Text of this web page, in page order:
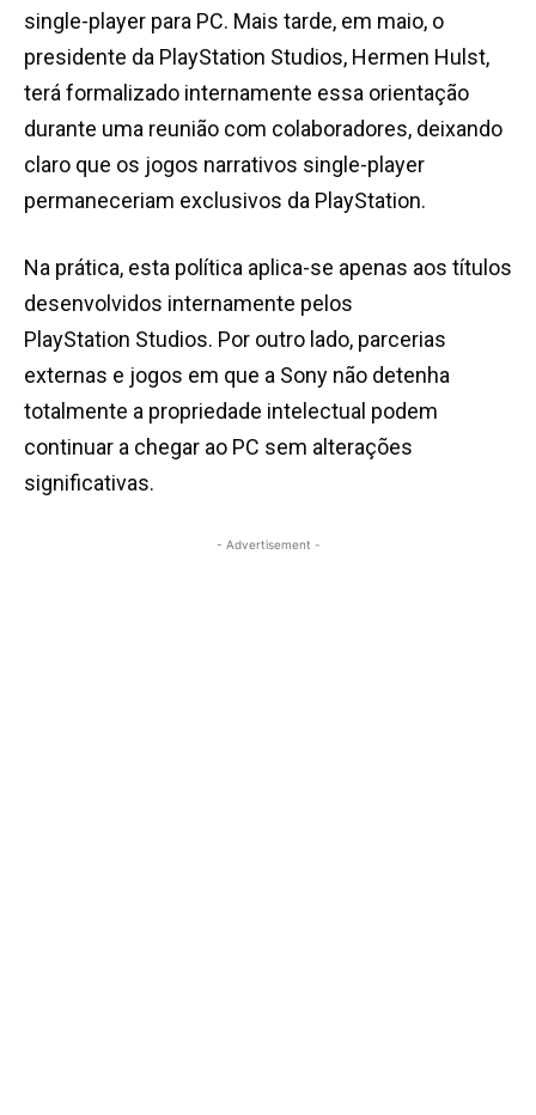
single-player para PC. Mais tarde, em maio, o
presidente da PlayStation Studios, Hermen Hulst,
terá formalizado internamente essa orientação
durante uma reunião com colaboradores, deixando
claro que os jogos narrativos single-player
permaneceriam exclusivos da PlayStation.
Na prática, esta política aplica-se apenas aos títulos
desenvolvidos internamente pelos
PlayStation Studios. Por outro lado, parcerias
externas e jogos em que a Sony não detenha
totalmente a propriedade intelectual podem
continuar a chegar ao PC sem alterações
significativas.
- Advertisement -